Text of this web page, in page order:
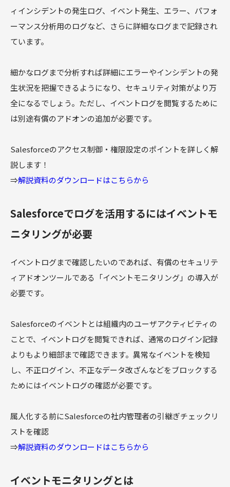
ィインシデントの発生ログ、イベント発生、エラー、パフォ
ーマンス分析用のログなど、さらに詳細なログまで記録され
ています。
細かなログまで分析すれば詳細にエラーやインシデントの発
生状況を把握できるようになり、セキュリティ対策がより万
全になるでしょう。ただし、イベントログを閲覧するために
は別途有償のアドオンの追加が必要です。
Salesforceのアクセス制御・権限設定のポイントを詳しく解
説します！
⇒解説資料のダウンロードはこちらから
Salesforceでログを活用するにはイベントモ
ニタリングが必要
イベントログまで確認したいのであれば、有償のセキュリテ
ィアドオンツールである「イベントモニタリング」の導入が
必要です。
Salesforceのイベントとは組織内のユーザアクティビティの
ことで、イベントログを閲覧できれば、通常のログイン記録
よりもより細部まで確認できます。異常なイベントを検知
し、不正ログイン、不正なデータ改ざんなどをブロックする
ためにはイベントログの確認が必要です。
属人化する前にSalesforceの社内管理者の引継ぎチェックリ
ストを確認
⇒解説資料のダウンロードはこちらから
イベントモニタリングとは